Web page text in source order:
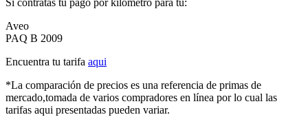
Aveo
PAQ B 2009
Encuentra tu tarifa aqui
*La comparación de precios es una referencia de primas de
mercado,tomada de varios compradores en línea por lo cual las
tarifas aqui presentadas pueden variar.